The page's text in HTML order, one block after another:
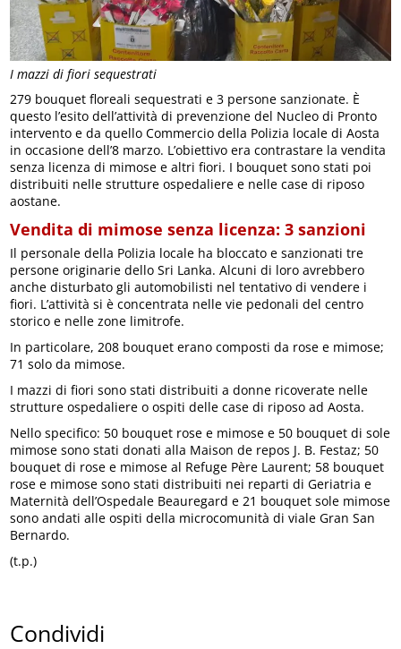
I mazzi di fiori sequestrati
279 bouquet floreali sequestrati e 3 persone sanzionate. È
questo l’esito dell’attività di prevenzione del Nucleo di Pronto
intervento e da quello Commercio della Polizia locale di Aosta
in occasione dell’8 marzo. L’obiettivo era contrastare la vendita
senza licenza di mimose e altri fiori. I bouquet sono stati poi
distribuiti nelle strutture ospedaliere e nelle case di riposo
aostane.
Vendita di mimose senza licenza: 3 sanzioni
Il personale della Polizia locale ha bloccato e sanzionati tre
persone originarie dello Sri Lanka. Alcuni di loro avrebbero
anche disturbato gli automobilisti nel tentativo di vendere i
fiori. L’attività si è concentrata nelle vie pedonali del centro
storico e nelle zone limitrofe.
In particolare, 208 bouquet erano composti da rose e mimose;
71 solo da mimose.
I mazzi di fiori sono stati distribuiti a donne ricoverate nelle
strutture ospedaliere o ospiti delle case di riposo ad Aosta.
Nello specifico: 50 bouquet rose e mimose e 50 bouquet di sole
mimose sono stati donati alla Maison de repos J. B. Festaz; 50
bouquet di rose e mimose al Refuge Père Laurent; 58 bouquet
rose e mimose sono stati distribuiti nei reparti di Geriatria e
Maternità dell’Ospedale Beauregard e 21 bouquet sole mimose
sono andati alle ospiti della microcomunità di viale Gran San
Bernardo.
(t.p.)
Condividi